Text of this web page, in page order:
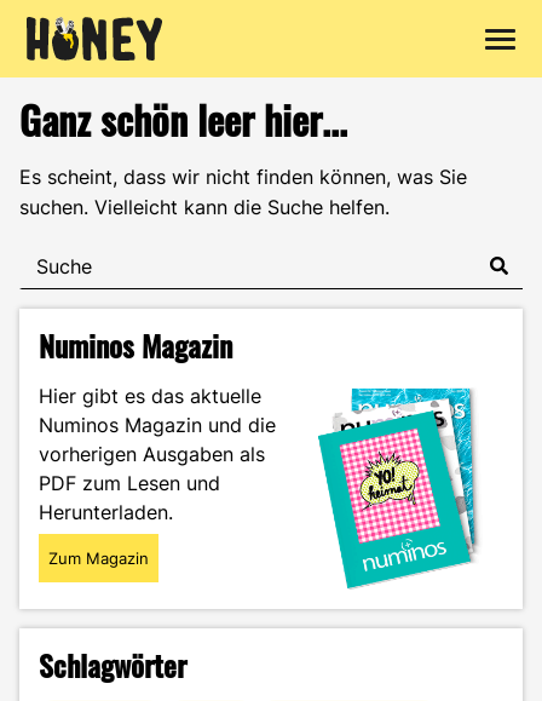
Inhalt
springen
Ganz schön leer hier...
Es scheint, dass wir nicht finden können, was Sie
suchen. Vielleicht kann die Suche helfen.
Numinos Magazin
Hier gibt es das aktuelle
Numinos Magazin und die
vorherigen Ausgaben als
PDF zum Lesen und
Herunterladen.
Zum Magazin
Schlagwörter